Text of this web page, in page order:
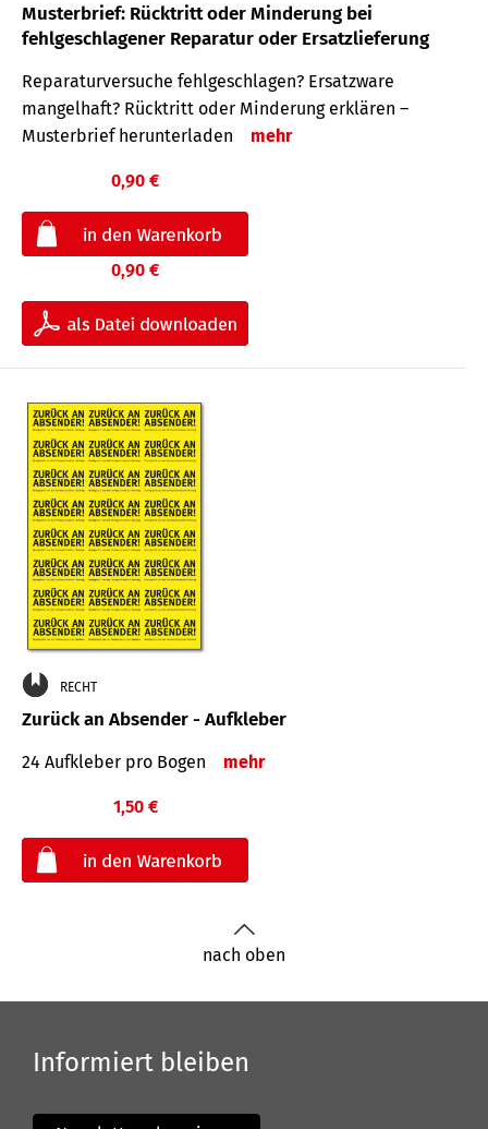
Musterbrief: Rücktritt oder Minderung bei
fehlgeschlagener Reparatur oder Ersatzlieferung
Reparaturversuche fehlgeschlagen? Ersatzware
mangelhaft? Rücktritt oder Minderung erklären –
Musterbrief herunterladen
mehr
0,90 €
0,90 €
RECHT
Zurück an Absender - Aufkleber
24 Aufkleber pro Bogen mehr
1,50 €
nach oben
Informiert bleiben